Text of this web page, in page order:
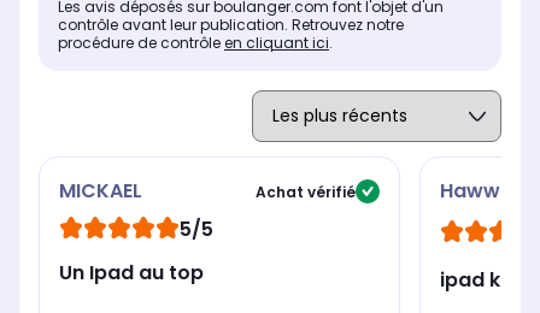
Les avis déposés sur boulanger.com font l'objet d'un
contrôle avant leur publication. Retrouvez notre
procédure de contrôleen cliquant ici.
MICKAEL Achat vérifié
5/5
Un Ipad au top
Haww
ipad kids